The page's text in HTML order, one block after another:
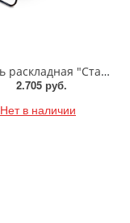
Кровать раскладная "Стандарт-Б"
2.705 руб.
Нет в наличии